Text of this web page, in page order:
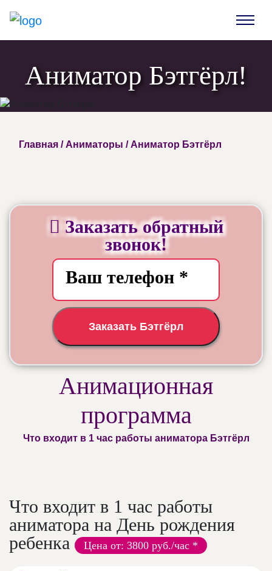
Аниматор Бэтгёрл!
Главная /Аниматоры / Аниматор Бэтгёрл
Заказать обратный
звонок!
Заказать Бэтгёрл
Анимационная
программа
Что входит в 1 час работы аниматора Бэтгёрл
Что входит в 1 час работы
аниматора на День рождения
ребенка
Цена от: 3800 руб./час *